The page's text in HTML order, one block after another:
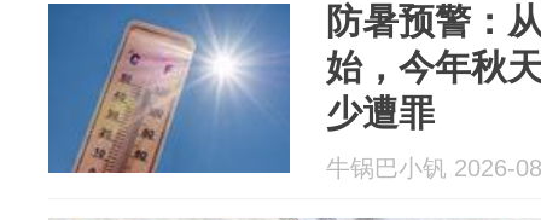
防暑预警：
始，今年秋
少遭罪
牛锅巴小钒 2026-